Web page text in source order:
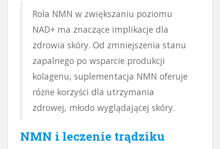
Rola NMN w zwiększaniu poziomu
NAD+ ma znaczące implikacje dla
zdrowia skóry. Od zmniejszenia stanu
zapalnego po wsparcie produkcji
kolagenu, suplementacja NMN oferuje
różne korzyści dla utrzymania
zdrowej, młodo wyglądającej skóry.
NMN i leczenie trądziku